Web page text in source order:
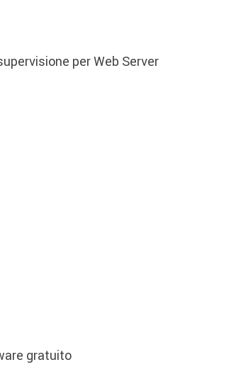
per Web Server
gratuito